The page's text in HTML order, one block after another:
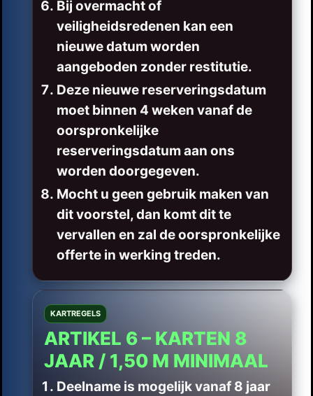
Bij overmacht of
veiligheidsredenen kan een
nieuwe datum worden
aangeboden zonder restitutie.
Deze nieuwe reserveringsdatum
moet binnen 4 weken vanaf de
oorspronkelijke
reserveringsdatum aan ons
worden doorgegeven.
Mocht u geen gebruik maken van
dit voorstel, dan komt dit te
vervallen en zal de oorspronkelijke
offerte in werking treden.
KARTREGELS
ARTIKEL 6 – KARTEN 8
JAAR / 1,50 M MINIMAAL
Deelname is mogelijk vanaf 8 jaar